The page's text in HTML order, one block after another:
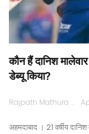
कौन हैं दानिश
डेब्यू किया?
Rajpath Mathura
अहमदाबाद । 21 वर्षीय